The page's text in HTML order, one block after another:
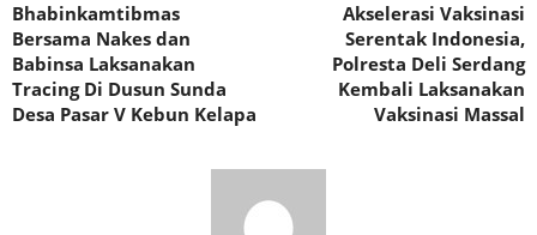
Bhabinkamtibmas
Bersama Nakes dan
Babinsa Laksanakan
Tracing Di Dusun Sunda
Desa Pasar V Kebun Kelapa
Akselerasi Vaksinasi
Serentak Indonesia,
Polresta Deli Serdang
Kembali Laksanakan
Vaksinasi Massal